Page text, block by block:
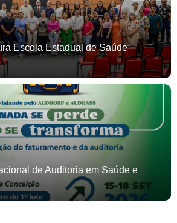
Escola Estadual de Saúde
de Auditoria em Saúde e